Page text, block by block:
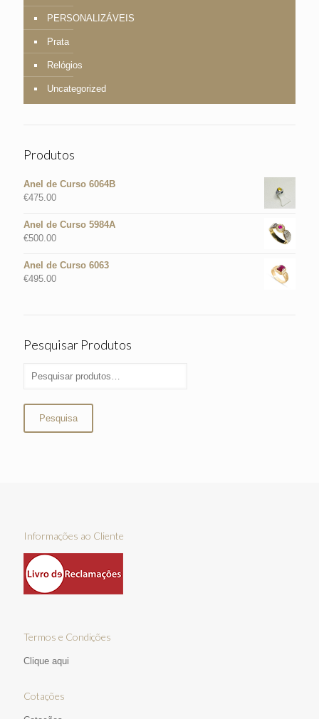
PERSONALIZÁVEIS
Prata
Relógios
Uncategorized
Produtos
Anel de Curso 6064B
€475.00
Anel de Curso 5984A
€500.00
Anel de Curso 6063
€495.00
Pesquisar Produtos
Pesquisa
Informações ao Cliente
Termos e Condições
Clique aqui
Cotações